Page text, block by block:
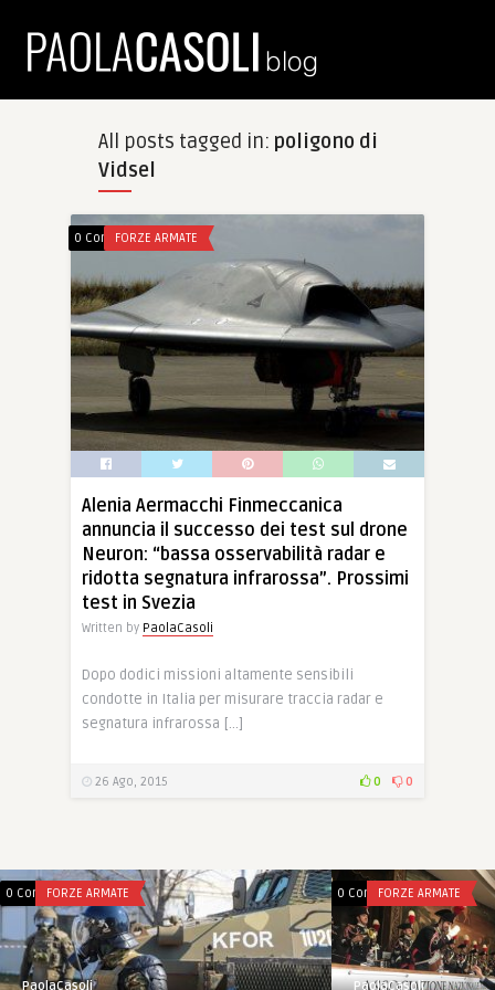
All posts tagged in: poligono di
Vidsel
0 CommentsFORZE ARMATE
Alenia Aermacchi Finmeccanica
annuncia il successo dei test sul drone
Neuron: “bassa osservabilità radar e
ridotta segnatura infrarossa”. Prossimi
test in Svezia
Written by PaolaCasoli
Dopo dodici missioni altamente sensibili
condotte in Italia per misurare traccia radar e
segnatura infrarossa […]
26 Ago, 2015 0 0
0 CommentsFORZE ARMATE
PaolaCasoli
0 CommentsFORZE ARMATE
PaolaCasoli